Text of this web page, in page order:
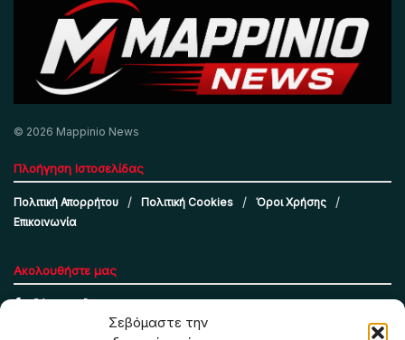
Σεβόμαστε την
© 2026 Mappinio News
Πλοήγηση Ιστοσελίδας
Πολιτική Απορρήτου Πολιτική Cookies
Όροι Χρήσης
Επικοινωνία
Ακολουθήστε μας